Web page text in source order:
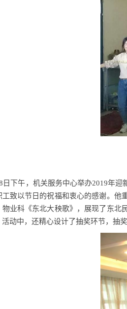
日下午，机关服务中心举办2019年迎
致以节日的祝福和衷心的感谢。他
物业科《东北大秧歌》，展现了东北
动中，还精心设计了抽奖环节，抽